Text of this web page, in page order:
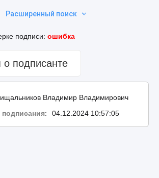
Расширенный поиск
подписи: ошибка
подписанте
Владимир Владимирович
: 04.12.2024 10:57:05